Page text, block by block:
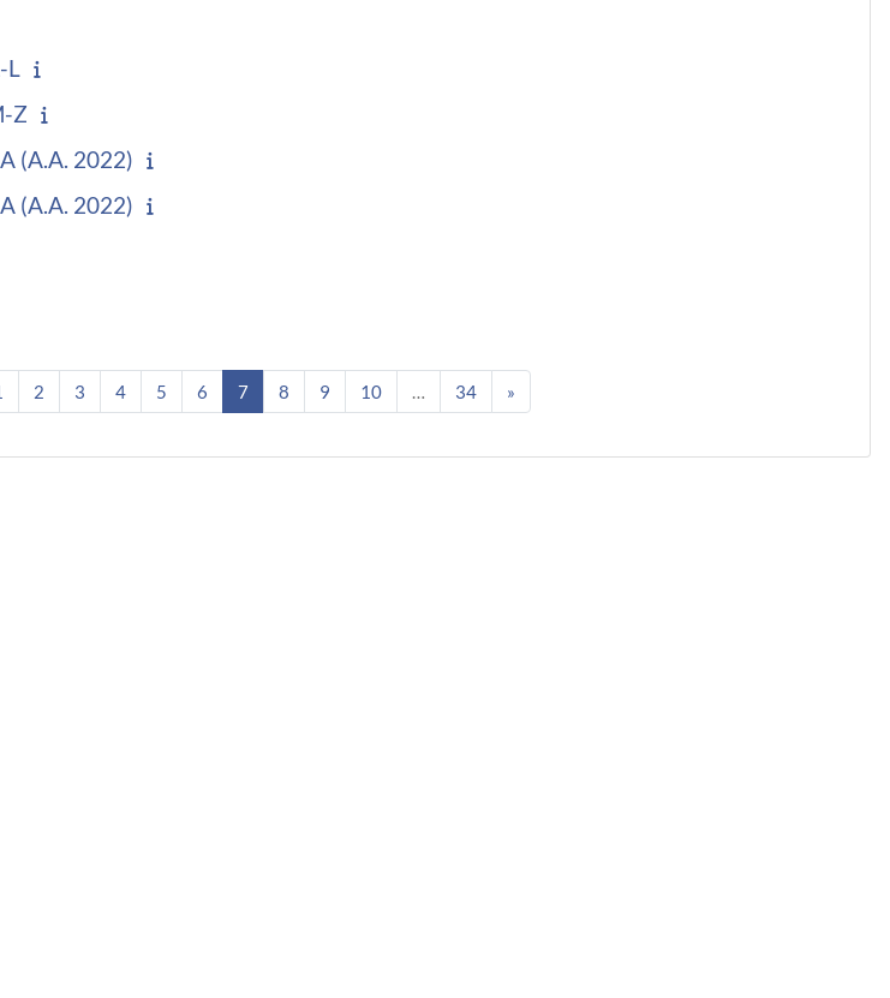
Z
(A.A. 2022)
(A.A. 2022)
precedente
Pagina 1
2Pagina 2
3Pagina 3
4Pagina 4
5Pagina 5
6Pagina 6
7Pagina 7
8Pagina 8
9Pagina 9
10Pagina 1034Pagina 34
»Pagina successiva